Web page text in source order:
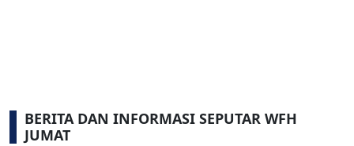
BERITA DAN INFORMASI SEPUTAR WFH
JUMAT